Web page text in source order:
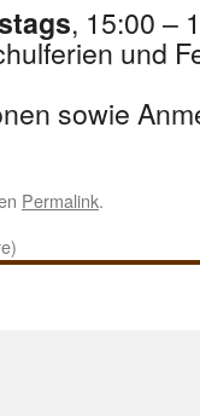
, 15:00 –
und
sowie
Permalink.